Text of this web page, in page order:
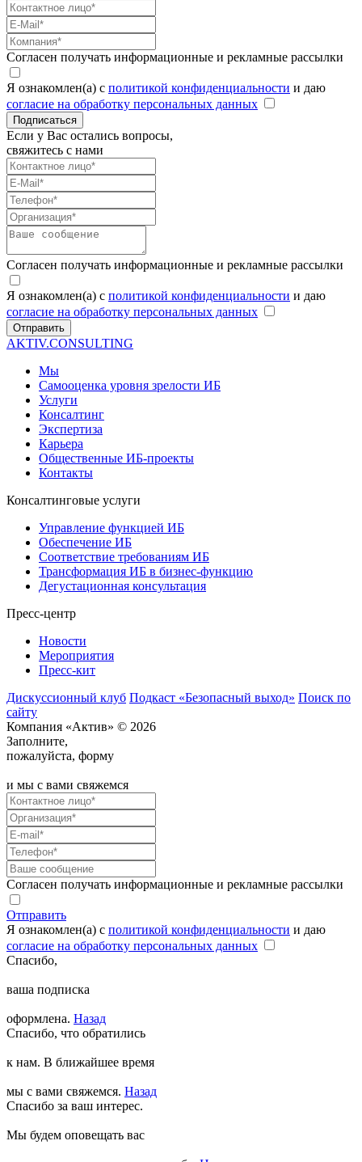
Согласен получать информационные и рекламные рассылки
Я ознакомлен(а) с политикой конфиденциальности и даю
согласие на обработку персональных данных
Подписаться
Если у Вас остались вопросы,
свяжитесь с нами
Согласен получать информационные и рекламные рассылки
Я ознакомлен(а) с политикой конфиденциальности и даю
согласие на обработку персональных данных
Отправить
AKTIV.CONSULTING
Мы
Самооценка уровня зрелости ИБ
Услуги
Консалтинг
Экспертиза
Карьера
Общественные ИБ-проекты
Контакты
Консалтинговые услуги
Управление функцией ИБ
Обеспечение ИБ
Соответствие требованиям ИБ
Трансформация ИБ в бизнес-функцию
Дегустационная консультация
Пресс-центр
Новости
Мероприятия
Пресс-кит
Дискуссионный клуб Подкаст «Безопасный выход» Поиск по
сайту
Компания «Актив» © 2026
Заполните,
пожалуйста, форму
и мы с вами свяжемся
Согласен получать информационные и рекламные рассылки
Отправить
Я ознакомлен(а) с политикой конфиденциальности и даю
согласие на обработку персональных данных
Спасибо,
ваша подписка
оформлена. Назад
Спасибо, что обратились
к нам. В ближайшее время
мы с вами свяжемся. Назад
Спасибо за ваш интерес.
Мы будем оповещать вас